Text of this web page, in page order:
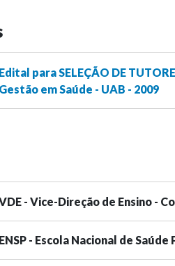
Edital para SELEÇÃO DE
Gestão em Saúde - UAB - 2009
- Vice-Direção de Ensino -
ENSP - Escola Nacional de